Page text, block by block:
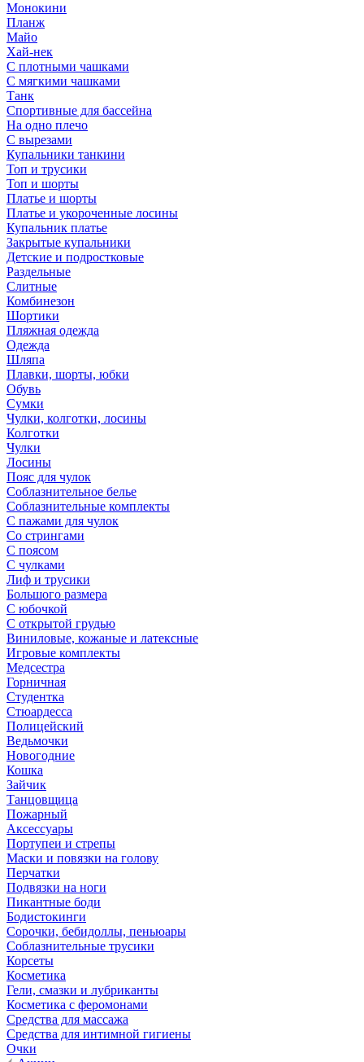
Монокини
Планж
Майо
Хай-нек
С плотными чашками
С мягкими чашками
Танк
Спортивные для бассейна
На одно плечо
С вырезами
Купальники танкини
Топ и трусики
Топ и шорты
Платье и шорты
Платье и укороченные лосины
Купальник платье
Закрытые купальники
Детские и подростковые
Раздельные
Слитные
Комбинезон
Шортики
Пляжная одежда
Одежда
Шляпа
Плавки, шорты, юбки
Обувь
Сумки
Чулки, колготки, лосины
Колготки
Чулки
Лосины
Пояс для чулок
Соблазнительное белье
Соблазнительные комплекты
С пажами для чулок
Со стрингами
С поясом
С чулками
Лиф и трусики
Большого размера
С юбочкой
С открытой грудью
Виниловые, кожаные и латексные
Игровые комплекты
Медсестра
Горничная
Студентка
Стюардесса
Полицейский
Ведьмочки
Новогодние
Кошка
Зайчик
Танцовщица
Пожарный
Аксессуары
Портупеи и стрепы
Маски и повязки на голову
Перчатки
Подвязки на ноги
Пикантные боди
Бодистокинги
Сорочки, бебидоллы, пеньюары
Соблазнительные трусики
Корсеты
Косметика
Гели, смазки и лубриканты
Косметика с феромонами
Средства для массажа
Средства для интимной гигиены
Очки